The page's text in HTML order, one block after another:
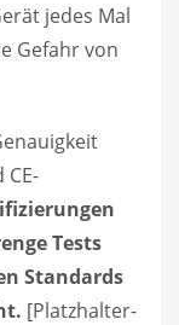
jedes Mal
Gefahr von
Tests
Standards
[Platzhalter-